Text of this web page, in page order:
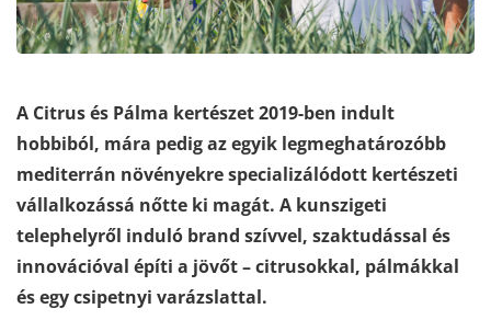
A Citrus és Pálma kertészet 2019-ben indult
hobbiból, mára pedig az egyik legmeghatározóbb
mediterrán növényekre specializálódott kertészeti
vállalkozássá nőtte ki magát. A kunszigeti
telephelyről induló brand szívvel, szaktudással és
innovációval építi a jövőt – citrusokkal, pálmákkal
és egy csipetnyi varázslattal.